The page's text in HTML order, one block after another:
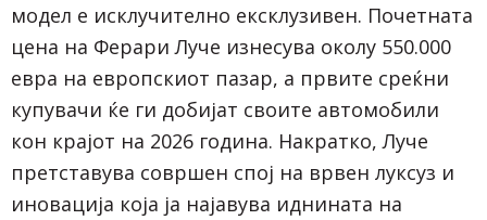
модел е исклучително ексклузивен. Почетната
цена на Ферари Луче изнесува околу 550.000
евра на европскиот пазар, а првите среќни
купувачи ќе ги добијат своите автомобили
кон крајот на 2026 година. Накратко, Луче
претставува совршен спој на врвен луксуз и
иновација која ја најавува иднината на